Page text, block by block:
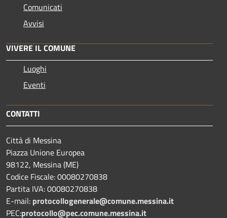
Comunicati
Avvisi
VIVERE IL COMUNE
Luoghi
Eventi
CONTATTI
Città di Messina
Piazza Unione Europea
98122, Messina (ME)
Codice Fiscale: 00080270838
Partita IVA: 00080270838
E-mail: protocollogenerale@comune.messina.it
PEC:protocollo@pec.comune.messina.it